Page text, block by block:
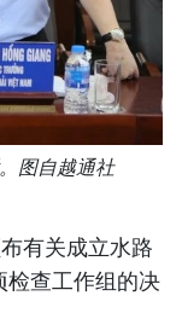
图自越通社
有关成立水路
检查工作组的决